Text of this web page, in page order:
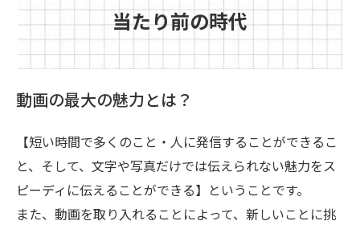
当たり前の時代
動画の最大の魅力とは？
【短い時間で多くのこと・人に発信することができるこ
と、そして、文字や写真だけでは伝えられない魅力をス
ピーディに伝えることができる】ということです。
また、動画を取り入れることによって、新しいことに挑